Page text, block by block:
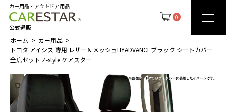
0
カー用品・アウトドア用品
公式通販
ホーム
カー用品
トヨタ アイシス 専用 レザー＆メッシュHYADVANCEブラック シートカバー
全席セット Z-style ケアスター